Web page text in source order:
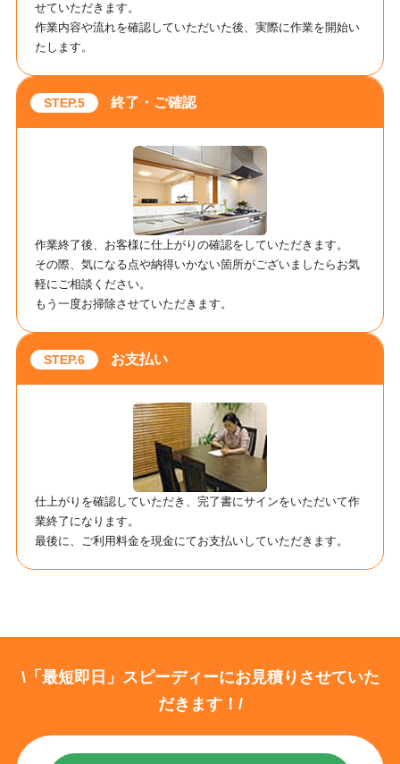
せていただきます。
作業内容や流れを確認していただいた後、実際に作業を開始い
たします。
終了・ご確認
作業終了後、お客様に仕上がりの確認をしていただきます。
その際、気になる点や納得いかない箇所がございましたらお気
軽にご相談ください。
もう一度お掃除させていただきます。
お支払い
仕上がりを確認していただき、完了書にサインをいただいて作
業終了になります。
最後に、ご利用料金を現金にてお支払いしていただきます。
\「最短即日」スピーディーにお見積りさせていた
だきます！/